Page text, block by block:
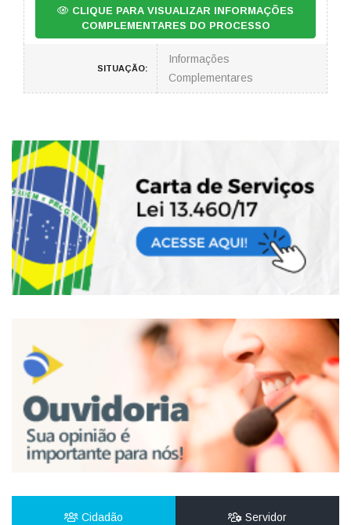
CLIQUE PARA VISUALIZAR INFORMAÇÕES
COMPLEMENTARES DO PROCESSO
SITUAÇÃO:
Informações
Complementares
Cidadão Servidor